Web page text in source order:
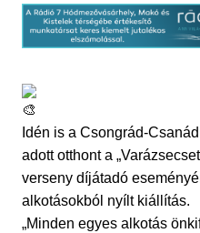
Idén is a Csongrád-
adott otthont a
verseny díjátadó
alkotásokból nyílt kiállítás.
„Minden egyes alkotás